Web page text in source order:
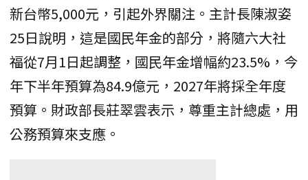
新台幣5,000元，引起外界關注。主計長陳淑姿
25日說明，這是國民年金的部分，將隨六大社
福從7月1日起調整，國民年金增幅約23.5%，今
年下半年預算為84.9億元，2027年將採全年度
預算。財政部長莊翠雲表示，尊重主計總處，用
公務預算來支應。